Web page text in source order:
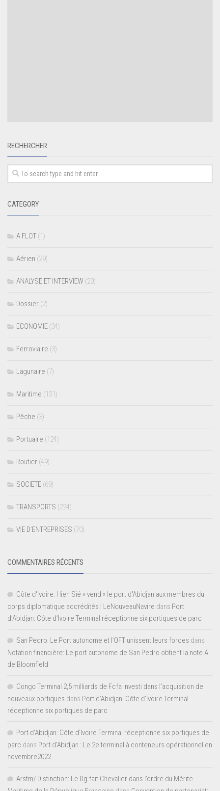
RECHERCHER
CATEGORY
A FLOT (1)
Aérien (29)
ANALYSE ET INTERVIEW (20)
Dossier (2)
ECONOMIE (34)
Ferroviaire (3)
Lagunaire (7)
Maritime (131)
Pêche (3)
Portuaire (124)
Routier (49)
SOCIETE (69)
TRANSPORTS (224)
VIE D’ENTREPRISES (70)
COMMENTAIRES RÉCENTS
Côte d'Ivoire: Hien Sié « vend » le port d'Abidjan aux membres du
corps diplomatique accrédités | LeNouveauNavire dans Port
d’Abidjan: Côte d’Ivoire Terminal réceptionne six portiques de parc
San Pedro: Le Port autonome et l’OFT unissent leurs forces dans
Notation financière: Le port autonome de San Pedro obtient la note A
de Bloomfield
Congo Terminal 2,5 milliards de Fcfa investi dans l’acquisition de
nouveaux portiques dans Port d’Abidjan: Côte d’Ivoire Terminal
réceptionne six portiques de parc
Port d'Abidjan: Côte d’Ivoire Terminal réceptionne six portiques de
parc dans Port d’Abidjan : Le 2e terminal à conteneurs opérationnel en
novembre2022
Arstm/ Distinction: Le Dg fait Chevalier dans l’ordre du Mérite